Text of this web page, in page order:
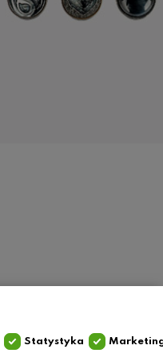
Statystyka